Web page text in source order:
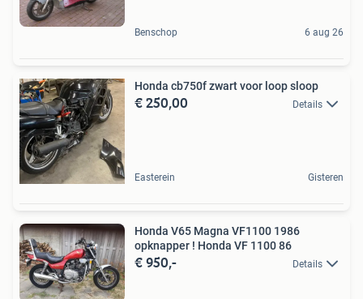
Benschop 6 aug 26
Honda cb750f zwart voor loop sloop
€ 250,00 Details
Easterein Gisteren
Honda V65 Magna VF1100 1986
opknapper ! Honda VF 1100 86
€ 950,- Details